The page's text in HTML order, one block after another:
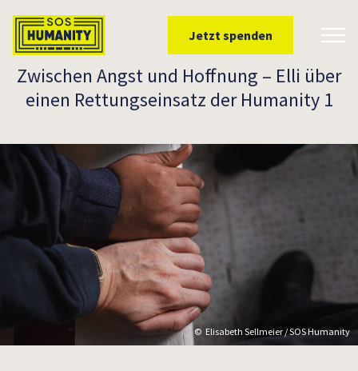
Jetzt spenden
Zwischen Angst und Hoffnung – Elli über
einen Rettungseinsatz der Humanity 1
Elisabeth Sellmeier / SOS Humanity